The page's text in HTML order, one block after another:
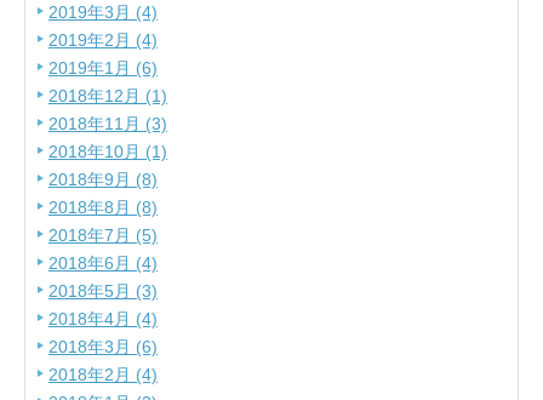
2019年3月 (4)
2019年2月 (4)
2019年1月 (6)
2018年12月 (1)
2018年11月 (3)
2018年10月 (1)
2018年9月 (8)
2018年8月 (8)
2018年7月 (5)
2018年6月 (4)
2018年5月 (3)
2018年4月 (4)
2018年3月 (6)
2018年2月 (4)